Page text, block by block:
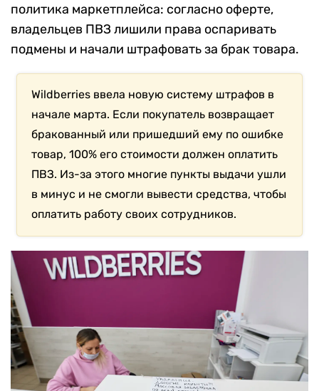
политика маркетплейса: согласно оферте,
владельцев ПВЗ лишили права оспаривать
подмены и начали штрафовать за брак товара.
Wildberries ввела новую систему штрафов в
начале марта. Если покупатель возвращает
бракованный или пришедший ему по ошибке
товар, 100% его стоимости должен оплатить
ПВЗ. Из-за этого многие пункты выдачи ушли
в минус и не смогли вывести средства, чтобы
оплатить работу своих сотрудников.